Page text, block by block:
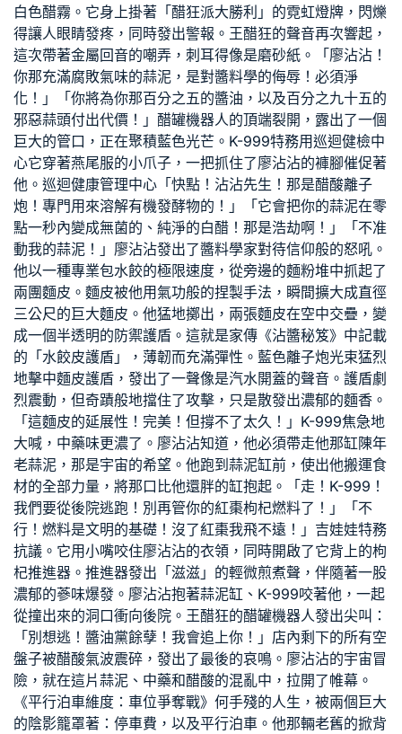
白色醋霧。它身上掛著「醋狂派大勝利」的霓虹燈牌，閃爍
得讓人眼睛發疼，同時發出警報。王醋狂的聲音再次響起，
這次帶著金屬回音的嘲弄，刺耳得像是磨砂紙。「廖沾沾！
你那充滿腐敗氣味的蒜泥，是對醬料學的侮辱！必須淨
化！」「你將為你那百分之五的醬油，以及百分之九十五的
邪惡蒜頭付出代價！」醋罐機器人的頂端裂開，露出了一個
巨大的管口，正在聚積藍色光芒。K-999特務用巡迴健檢中
心它穿著燕尾服的小爪子，一把抓住了廖沾沾的褲腳催促著
他。 巡迴健康管理中心 「快點！沾沾先生！那是醋酸離子
炮！專門用來溶解有機發酵物的！」「它會把你的蒜泥在零
點一秒內變成無菌的、純淨的白醋！那是浩劫啊！」「不准
動我的蒜泥！」廖沾沾發出了醬料學家對待信仰般的怒吼。
他以一種專業包水餃的極限速度，從旁邊的麵粉堆中抓起了
兩團麵皮。麵皮被他用氣功般的捏製手法，瞬間擴大成直徑
三公尺的巨大麵皮。他猛地擲出，兩張麵皮在空中交疊，變
成一個半透明的防禦護盾。這就是家傳《沾醬秘笈》中記載
的「水餃皮護盾」，薄韌而充滿彈性。藍色離子炮光束猛烈
地擊中麵皮護盾，發出了一聲像是汽水開蓋的聲音。護盾劇
烈震動，但奇蹟般地擋住了攻擊，只是散發出濃郁的麵香。
「這麵皮的延展性！完美！但撐不了太久！」K-999焦急地
大喊，中藥味更濃了。廖沾沾知道，他必須帶走他那缸陳年
老蒜泥，那是宇宙的希望。他跑到蒜泥缸前，使出他搬運食
材的全部力量，將那口比他還胖的缸抱起。「走！K-999！
我們要從後院逃跑！別再管你的紅棗枸杞燃料了！」「不
行！燃料是文明的基礎！沒了紅棗我飛不遠！」吉娃娃特務
抗議。它用小嘴咬住廖沾沾的衣領，同時開啟了它背上的枸
杞推進器。推進器發出「滋滋」的輕微煎煮聲，伴隨著一股
濃郁的蔘味爆發。廖沾沾抱著蒜泥缸、K-999咬著他，一起
從撞出來的洞口衝向後院。王醋狂的醋罐機器人發出尖叫：
「別想逃！醬油黨餘孽！我會追上你！」店內剩下的所有空
盤子被醋酸氣波震碎，發出了最後的哀鳴。廖沾沾的宇宙冒
險，就在這片蒜泥、中藥和醋酸的混亂中，拉開了帷幕。
《平行泊車維度：車位爭奪戰》何手殘的人生，被兩個巨大
的陰影籠罩著：停車費，以及平行泊車。他那輛老舊的掀背